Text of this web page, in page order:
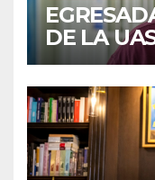
DE LA
EN
ADULTOS